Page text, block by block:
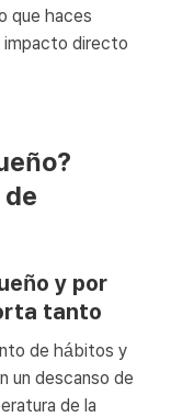
que haces
impacto directo
y por
tanto
de hábitos y
un descanso de
de la